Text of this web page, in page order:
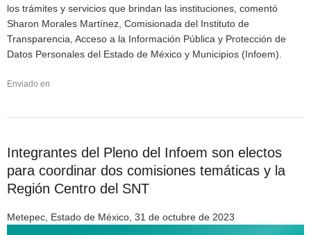
los trámites y servicios que brindan las instituciones, comentó
Sharon Morales Martínez, Comisionada del Instituto de
Transparencia, Acceso a la Información Pública y Protección de
Datos Personales del Estado de México y Municipios (Infoem).
Enviado en
Integrantes del Pleno del Infoem son electos
para coordinar dos comisiones temáticas y la
Región Centro del SNT
Metepec, Estado de México, 31 de octubre de 2023